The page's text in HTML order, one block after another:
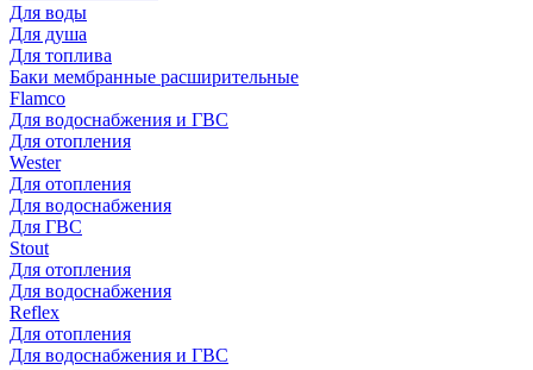
Для воды
Для душа
Для топлива
Баки мембранные расширительные
Flamco
Для водоснабжения и ГВС
Для отопления
Wester
Для отопления
Для водоснабжения
Для ГВС
Stout
Для отопления
Для водоснабжения
Reflex
Для отопления
Для водоснабжения и ГВС